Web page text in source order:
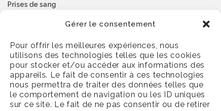
Gérer le consentement
Pour offrir les meilleures expériences, nous
utilisons des technologies telles que les cookies
pour stocker et/ou accéder aux informations des
appareils. Le fait de consentir à ces technologies
nous permettra de traiter des données telles que
le comportement de navigation ou les ID uniques
sur ce site. Le fait de ne pas consentir ou de retirer
Prises de sang
NUMÉROS D’URGENCE
Médecins de garde
Pharmarcie de garde
Dentistes de garde
Ambulance